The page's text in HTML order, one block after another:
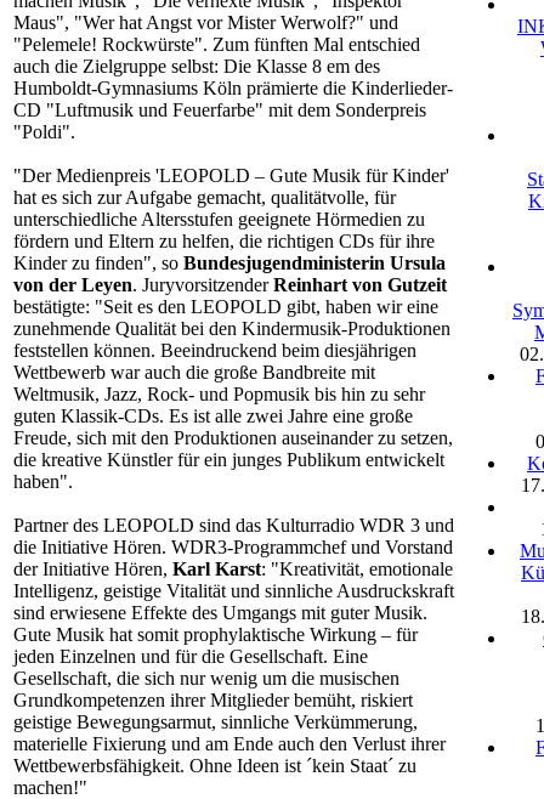
Maus", "Wer hat Angst vor Mister Werwolf?" und
"Pelemele! Rockwürste". Zum fünften Mal entschied
auch die Zielgruppe selbst: Die Klasse 8 em des
Humboldt-Gymnasiums Köln prämierte die Kinderlieder-
CD "Luftmusik und Feuerfarbe" mit dem Sonderpreis
"Poldi".
"Der Medienpreis 'LEOPOLD – Gute Musik für Kinder'
hat es sich zur Aufgabe gemacht, qualitätvolle, für
unterschiedliche Altersstufen geeignete Hörmedien zu
fördern und Eltern zu helfen, die richtigen CDs für ihre
Kinder zu finden", so Bundesjugendministerin Ursula
von der Leyen. JuryvorsitzenderReinhart von Gutzeit
bestätigte: "Seit es den LEOPOLD gibt, haben wir eine
zunehmende Qualität bei den Kindermusik-Produktionen
feststellen können. Beeindruckend beim diesjährigen
Wettbewerb war auch die große Bandbreite mit
Weltmusik, Jazz, Rock- und Popmusik bis hin zu sehr
guten Klassik-CDs. Es ist alle zwei Jahre eine große
Freude, sich mit den Produktionen auseinander zu setzen,
die kreative Künstler für ein junges Publikum entwickelt
haben".
Partner des LEOPOLD sind das Kulturradio WDR 3 und
die Initiative Hören. WDR3-Programmchef und Vorstand
der Initiative Hören, Karl Karst: "Kreativität, emotionale
Intelligenz, geistige Vitalität und sinnliche Ausdruckskraft
sind erwiesene Effekte des Umgangs mit guter Musik.
Gute Musik hat somit prophylaktische Wirkung – für
jeden Einzelnen und für die Gesellschaft. Eine
Gesellschaft, die sich nur wenig um die musischen
Grundkompetenzen ihrer Mitglieder bemüht, riskiert
geistige Bewegungsarmut, sinnliche Verkümmerung,
materielle Fixierung und am Ende auch den Verlust ihrer
Wettbewerbsfähigkeit. Ohne Ideen ist ´kein Staat´ zu
machen!"